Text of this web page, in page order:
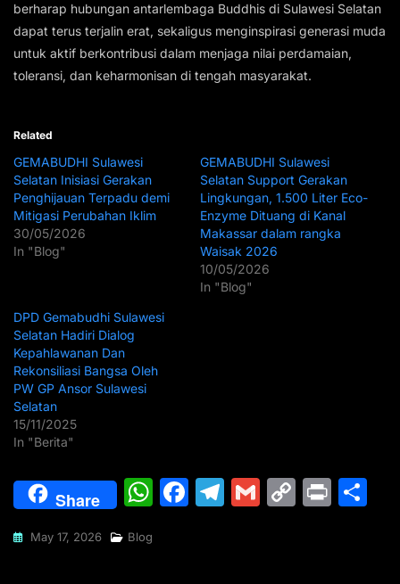
berharap hubungan antarlembaga Buddhis di Sulawesi Selatan
dapat terus terjalin erat, sekaligus menginspirasi generasi muda
untuk aktif berkontribusi dalam menjaga nilai perdamaian,
toleransi, dan keharmonisan di tengah masyarakat.
Related
GEMABUDHI Sulawesi
Selatan Inisiasi Gerakan
Penghijauan Terpadu demi
Mitigasi Perubahan Iklim
30/05/2026
In "Blog"
GEMABUDHI Sulawesi
Selatan Support Gerakan
Lingkungan, 1.500 Liter Eco-
Enzyme Dituang di Kanal
Makassar dalam rangka
Waisak 2026
10/05/2026
In "Blog"
DPD Gemabudhi Sulawesi
Selatan Hadiri Dialog
Kepahlawanan Dan
Rekonsiliasi Bangsa Oleh
PW GP Ansor Sulawesi
Selatan
15/11/2025
In "Berita"
Share
W F
T
G
C
Pr
May 17, 2026 Blog